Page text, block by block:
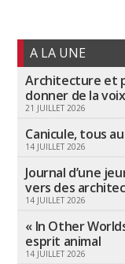
A LA UNE
Architecture et
donner de la voix
21 JUILLET 2026
Canicule, tous
14 JUILLET 2026
Journal d’une
vers des
14 JUILLET 2026
« In Other
esprit animal
14 JUILLET 2026